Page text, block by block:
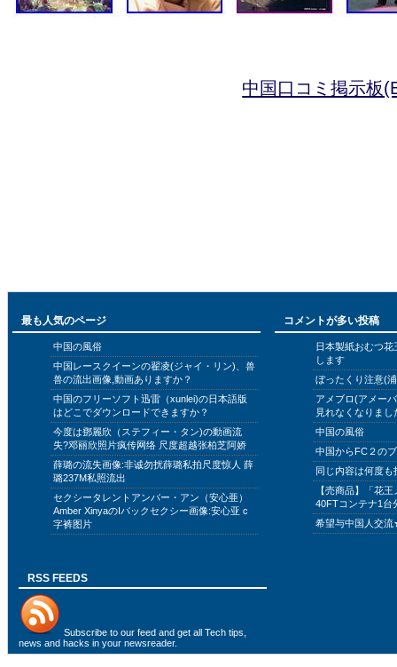
中国口コミ掲示板
最も人気のページ
中国の風俗
中国レースクイーンの翟凌(ジャイ・リン)、兽
兽の流出画像,動画ありますか？
中国のフリーソフト迅雷（xunlei)の日本語版
はどこでダウンロードできますか？
今度は鄧麗欣（ステフィー・タン)の動画流
失?邓丽欣照片疯传网络 尺度超越张柏芝阿娇
薛璐の流失画像:非诚勿扰薛璐私拍尺度惊人 薛
璐237M私照流出
セクシータレントアンバー・アン（安心亜）
Amber XinyaのIバックセクシー画像:安心亚 c
字裤图片
コメントが多い投稿
日本製紙おむつ
します
ぼったくり注意(
アメブロ(アメー
見れなくなりまし
中国の風俗
中国からFC２の
同じ内容は何度
【売商品】「花
40FTコンテナ1台
希望与中国人交
RSS FEEDS
Subscribe to our feed and get all Tech tips,
news and hacks in your newsreader.